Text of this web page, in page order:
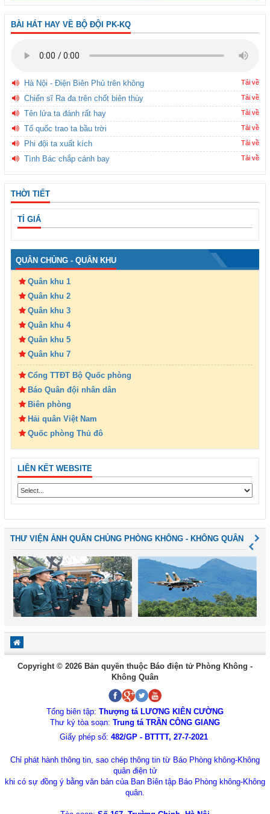
BÀI HÁT HAY VỀ BỘ ĐỘI PK-KQ
Hà Nội - Điện Biên Phủ trên không Tải về
Chiến sĩ Ra đa trên chốt biên thùy Tải về
Tên lửa ta đánh rất hay Tải về
Tổ quốc trao ta bầu trời Tải về
Phi đội ta xuất kích Tải về
Tình Bác chắp cánh bay Tải về
THỜI TIẾT
TỈ GIÁ
QUÂN CHỦNG - QUÂN KHU
Quân khu 1
Quân khu 2
Quân khu 3
Quân khu 4
Quân khu 5
Quân khu 7
Cổng TTĐT Bộ Quốc phòng
Báo Quân đội nhân dân
Biên phòng
Hải quân Việt Nam
Quốc phòng Thủ đô
LIÊN KẾT WEBSITE
THƯ VIỆN ẢNH QUÂN CHỦNG PHÒNG KHÔNG - KHÔNG QUÂN
Copyright © 2026 Bản quyền thuộc Báo điện tử Phòng Không -
Không Quân
Tổng biên tập: Thượng tá LƯƠNG KIÊN CƯỜNG
Thư ký tòa soạn: Trung tá TRẦN CÔNG GIANG
Giấy phép số: 482/GP - BTTTT, 27-7-2021
Chỉ phát hành thông tin, sao chép thông tin từ Báo Phòng không-Không
quân điện tử
khi có sự đồng ý bằng văn bản của Ban Biên tập Báo Phòng không-Không
quân.